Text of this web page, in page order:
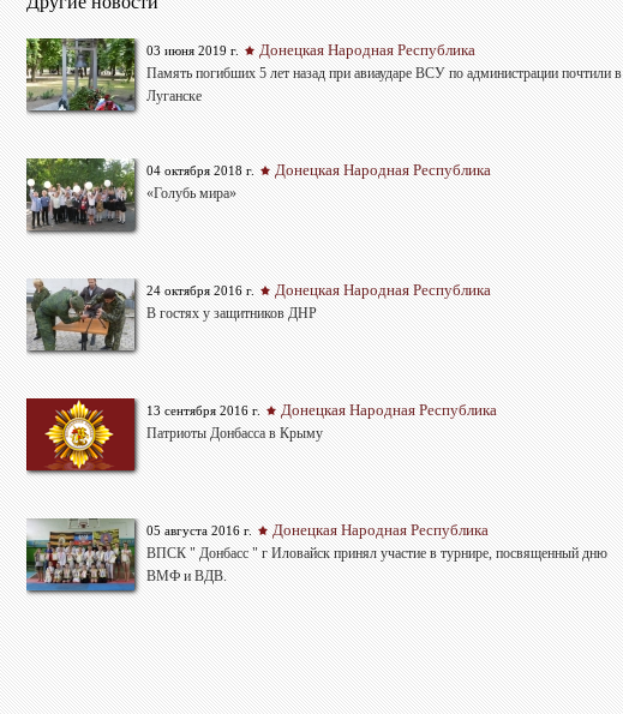
03 июня 2019 г. Донецкая Народная Республика
Память погибших 5 лет назад при авиаударе ВСУ по администрации почтили в
Луганске
04 октября 2018 г. Донецкая Народная Республика
«Голубь мира»
24 октября 2016 г. Донецкая Народная Республика
В гостях у защитников ДНР
13 сентября 2016 г. Донецкая Народная Республика
Патриоты Донбасса в Крыму
05 августа 2016 г. Донецкая Народная Республика
ВПСК " Донбасс " г Иловайск принял участие в турнире, посвященный дню
ВМФ и ВДВ.